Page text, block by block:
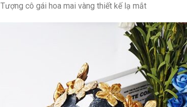
Tượng cô gái hoa mai vàng thiết kế lạ mắt